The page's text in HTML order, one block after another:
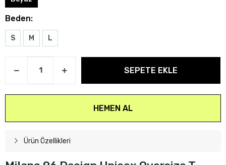
Beden:
S M L
SEPETE EKLE
HEMEN AL
Ürün Özellikleri